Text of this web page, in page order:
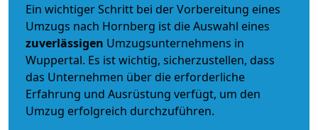
Ein wichtiger Schritt bei der Vorbereitung eines
Umzugs nach Hornberg ist die Auswahl eines
zuverlässigen Umzugsunternehmens in
Wuppertal. Es ist wichtig, sicherzustellen, dass
das Unternehmen über die erforderliche
Erfahrung und Ausrüstung verfügt, um den
Umzug erfolgreich durchzuführen.